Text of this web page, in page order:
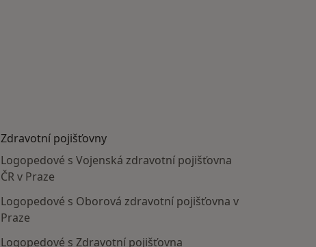
Zdravotní pojišťovny
Logopedové s Vojenská zdravotní pojišťovna
ČR v Praze
Logopedové s Oborová zdravotní pojišťovna v
Praze
Logopedové s Zdravotní pojišťovna